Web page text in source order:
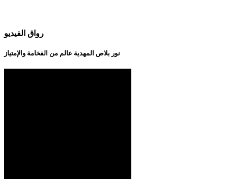
رواق الفيديو
نور بلاص المهدية عالم من الفخامة والإمتياز